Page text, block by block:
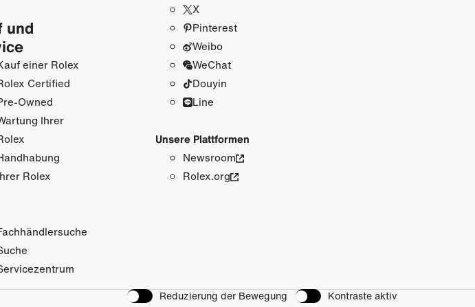
und
einer Rolex
Certified
Owned
Ihrer
Rolex
X
Pinterest
Weibo
WeChat
Douyin
Line
Unsere Plattformen
Newsroom
Rolex.org
Reduzierung der Bewegung Kontraste aktiv